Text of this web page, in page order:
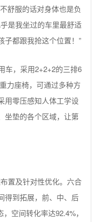
舒服的话对身体也是负
是我坐过的车里最舒适
子都跟我抢这个位置！”
，采用2+2+2的三排6
力座椅，可通过多种方
用零压感知人体工学设
坐垫的各个区域，让第
置及针对性优化。六合
得到拓展，前、中、后
空间转化率达92.4%，